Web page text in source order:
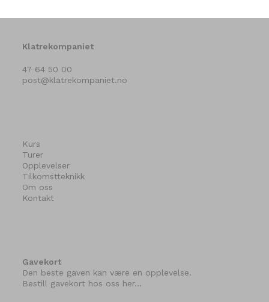
Klatrekompaniet
47 64 50 00
post@klatrekompaniet.no
Kurs
Turer
Opplevelser
Tilkomstteknikk
Om oss
Kontakt
Gavekort
Den beste gaven kan være en opplevelse.
Bestill gavekort hos oss her…